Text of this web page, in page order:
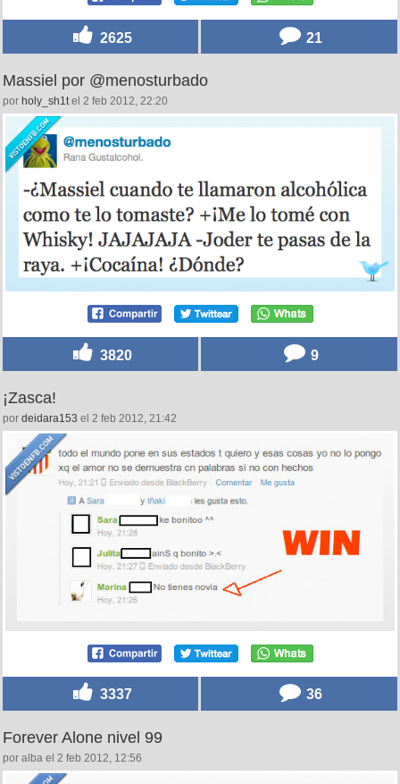
2625 21
Massiel por @menosturbado
por holy_sh1tel 2 feb 2012, 22:20
3820 9
¡Zasca!
por deidara153 el 2 feb 2012, 21:42
3337 36
Forever Alone nivel 99
por alba el 2 feb 2012, 12:56